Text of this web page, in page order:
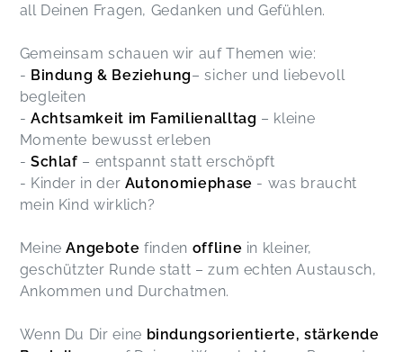
all Deinen Fragen, Gedanken und Gefühlen.
Gemeinsam schauen wir auf Themen wie:
- Bindung & Beziehung– sicher und liebevoll
begleiten
- Achtsamkeit im Familienalltag – kleine
Momente bewusst erleben
- Schlaf – entspannt statt erschöpft
- Kinder in der Autonomiephase - was braucht
mein Kind wirklich?
MeineAngebote finden offline in kleiner,
geschützter Runde statt – zum echten Austausch,
Ankommen und Durchatmen.
Wenn Du Dir eine bindungsorientierte, stärkende